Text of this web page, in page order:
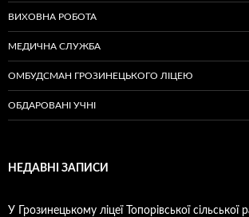
ВИХОВНА РОБОТА
МЕДИЧНА СЛУЖБА
ОМБУДСМАН ГРОЗИНЕЦЬКОГО ЛІЦЕЮ
ОБДАРОВАНІ УЧНІ
НЕДАВНІ ЗАПИСИ
У Грозинецькому ліцеї Топорівської сільської